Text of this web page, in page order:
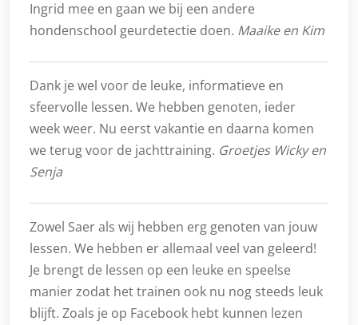
Ingrid mee en gaan we bij een andere
hondenschool geurdetectie doen. Maaike en Kim
Dank je wel voor de leuke, informatieve en
sfeervolle lessen. We hebben genoten, ieder
week weer. Nu eerst vakantie en daarna komen
we terug voor de jachttraining. Groetjes Wicky en
Senja
Zowel Saer als wij hebben erg genoten van jouw
lessen. We hebben er allemaal veel van geleerd!
Je brengt de lessen op een leuke en speelse
manier zodat het trainen ook nu nog steeds leuk
blijft. Zoals je op Facebook hebt kunnen lezen